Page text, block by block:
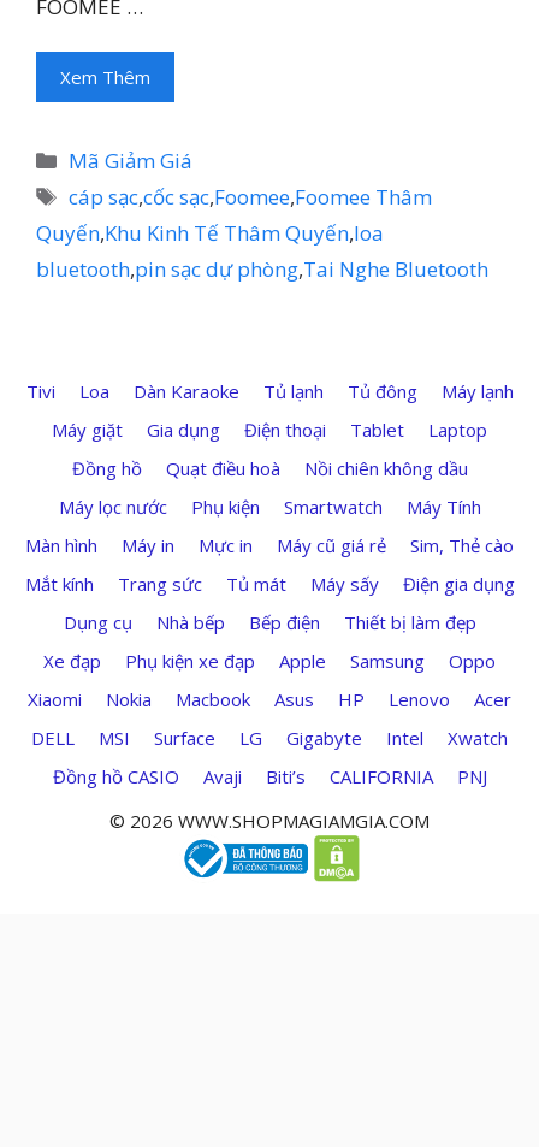
FOOMEE …
Xem Thêm
Danh
mục
Mã Giảm Giá
Thẻ
cáp sạc,cốc sạc,Foomee,Foomee Thâm
Quyến,Khu Kinh Tế Thâm Quyến,loa
bluetooth,pin sạc dự phòng,Tai Nghe Bluetooth
Tivi Loa Dàn Karaoke Tủ lạnh Tủ đông
Máy lạnh
Máy giặt
Gia dụng Điện thoại Tablet
Laptop
Đồng hồ
Quạt điều hoà
Nồi chiên không dầu
Máy lọc nước
Phụ kiện Smartwatch
Máy Tính
Màn hình
Máy in Mực in Máy cũ giá rẻ
Sim, Thẻ cào
Mắt kính
Trang sức Tủ mát Máy sấy
Điện gia dụng
Dụng cụ
Nhà bếp Bếp điện
Thiết bị làm đẹp
Xe đạp
Phụ kiện xe đạp Apple Samsung
Oppo
Xiaomi
Nokia Macbook Asus HP Lenovo
Acer
DELL
MSI Surface LG Gigabyte Intel
Xwatch
Đồng hồ CASIO
Avaji Biti’s CALIFORNIA
PNJ
© 2026 WWW.SHOPMAGIAMGIA.COM